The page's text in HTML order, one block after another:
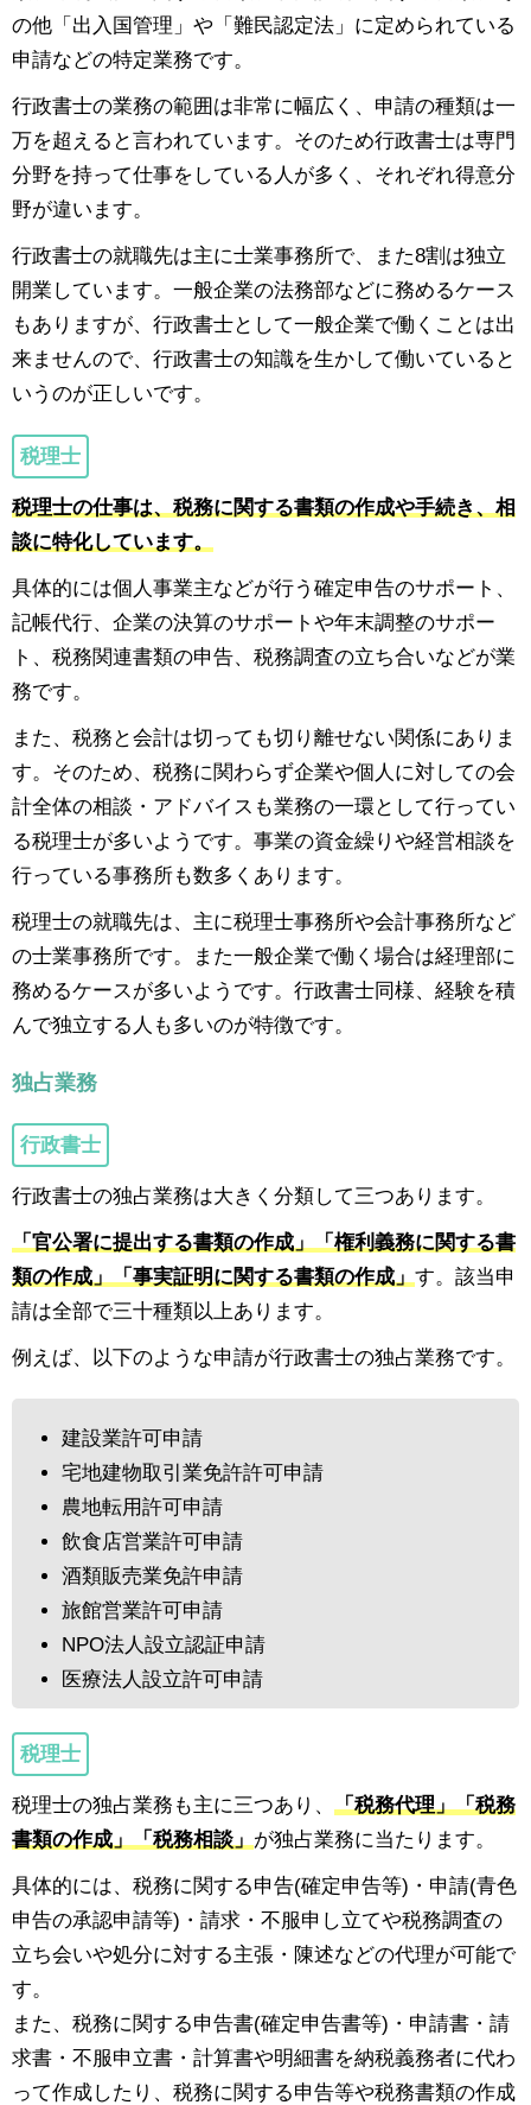
の他「出入国管理」や「難民認定法」に定められている
申請などの特定業務です。
行政書士の業務の範囲は非常に幅広く、申請の種類は一
万を超えると言われています。そのため行政書士は専門
分野を持って仕事をしている人が多く、それぞれ得意分
野が違います。
行政書士の就職先は主に士業事務所で、また8割は独立
開業しています。一般企業の法務部などに務めるケース
もありますが、行政書士として一般企業で働くことは出
来ませんので、行政書士の知識を生かして働いていると
いうのが正しいです。
税理士
税理士の仕事は、税務に関する書類の作成や手続き、相
談に特化しています。
具体的には個人事業主などが行う確定申告のサポート、
記帳代行、企業の決算のサポートや年末調整のサポー
ト、税務関連書類の申告、税務調査の立ち合いなどが業
務です。
また、税務と会計は切っても切り離せない関係にありま
す。そのため、税務に関わらず企業や個人に対しての会
計全体の相談・アドバイスも業務の一環として行ってい
る税理士が多いようです。事業の資金繰りや経営相談を
行っている事務所も数多くあります。
税理士の就職先は、主に税理士事務所や会計事務所など
の士業事務所です。また一般企業で働く場合は経理部に
務めるケースが多いようです。行政書士同様、経験を積
んで独立する人も多いのが特徴です。
独占業務
行政書士
行政書士の独占業務は大きく分類して三つあります。
「官公署に提出する書類の作成」「権利義務に関する書
類の作成」「事実証明に関する書類の作成」 す。該当申
請は全部で三十種類以上あります。
例えば、以下のような申請が行政書士の独占業務です。
建設業許可申請
宅地建物取引業免許許可申請
農地転用許可申請
飲食店営業許可申請
酒類販売業免許申請
旅館営業許可申請
NPO法人設立認証申請
医療法人設立許可申請
税理士
税理士の独占業務も主に三つあり、 「税務代理」「税務
書類の作成」「税務相談」 が独占業務に当たります。
具体的には、税務に関する申告(確定申告等)・申請(⻘色
申告の承認申請等)・請求・不服申し立てや税務調査の
立ち会いや処分に対する主張・陳述などの代理が可能で
す。
また、税務に関する申告書(確定申告書等)・申請書・請
求書・不服申立書・計算書や明細書を納税義務者に代わ
って作成したり、税務に関する申告等や税務書類の作成